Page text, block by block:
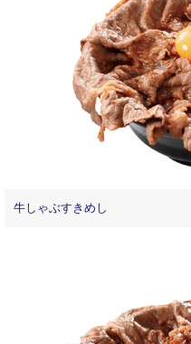
牛しゃぶすきめし